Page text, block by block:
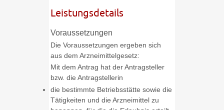
Leistungsdetails
Voraussetzungen
Die Voraussetzungen ergeben sich
aus dem Arzneimittelgesetz:
Mit dem Antrag hat der Antragsteller
bzw. die Antragstellerin
die bestimmte Betriebsstätte sowie die
Tätigkeiten und die Arzneimittel zu